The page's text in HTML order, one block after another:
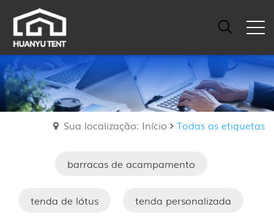
Sua localização: Início Todas as etiquetas
barracas de acampamento
tenda de lótus tenda personalizada